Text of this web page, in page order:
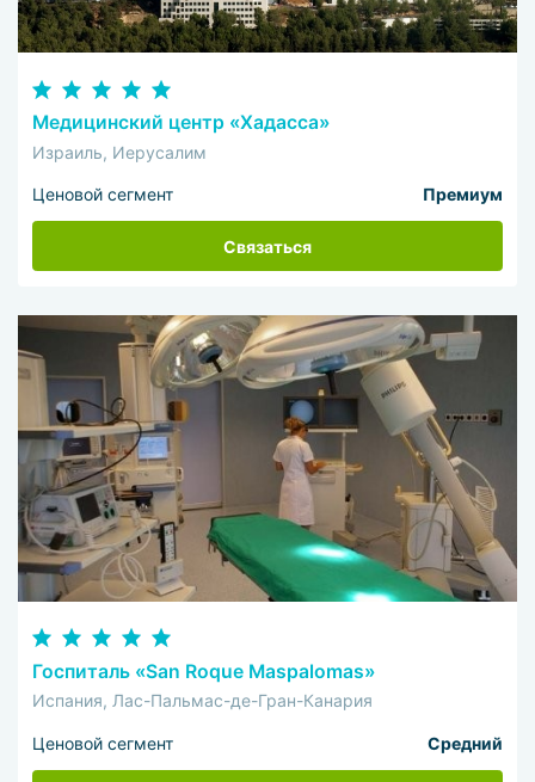
Медицинский центр «Хадасса»
Израиль, Иерусалим
Ценовой сегмент Премиум
Связаться
Госпиталь «San Roque Maspalomas»
Испания, Лас-Пальмас-де-Гран-Канария
Ценовой сегмент Средний